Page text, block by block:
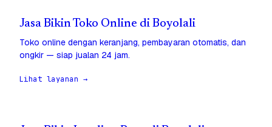
Jasa Bikin Toko Online di Boyolali
Toko online dengan keranjang, pembayaran otomatis, dan
ongkir — siap jualan 24 jam.
Lihat layanan →